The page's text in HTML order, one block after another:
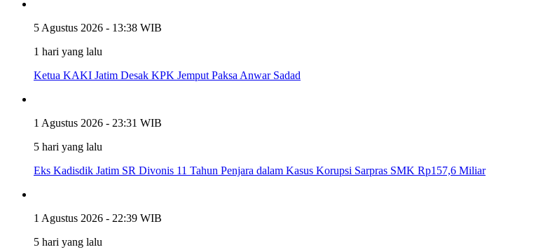
5 Agustus 2026 - 13:38 WIB
1 hari yang lalu
Ketua KAKI Jatim Desak KPK Jemput Paksa Anwar Sadad
1 Agustus 2026 - 23:31 WIB
5 hari yang lalu
Eks Kadisdik Jatim SR Divonis 11 Tahun Penjara dalam Kasus Korupsi Sarpras SMK Rp157,6 Miliar
1 Agustus 2026 - 22:39 WIB
5 hari yang lalu